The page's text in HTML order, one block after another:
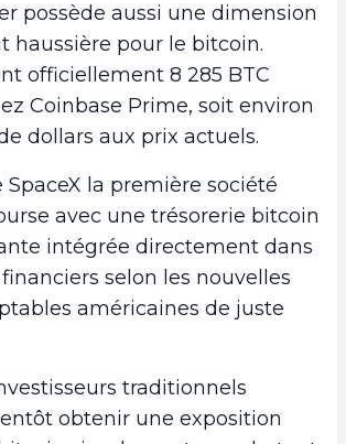
possède aussi une dimension
haussière pour le bitcoin.
officiellement 8 285 BTC
Coinbase Prime, soit environ
dollars aux prix actuels.
SpaceX la première société
avec une trésorerie bitcoin
intégrée directement dans
selon les nouvelles
américaines de juste
traditionnels
obtenir une exposition